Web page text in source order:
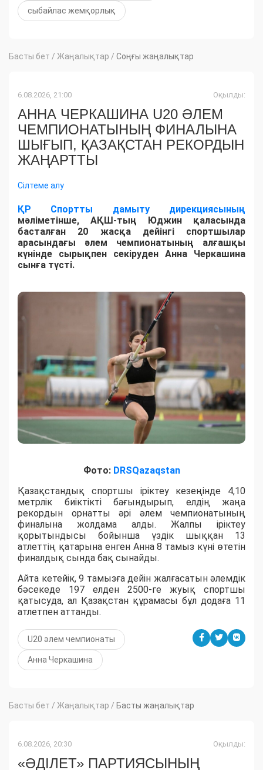
сыбайлас жемқорлық
Басты бет / Жаңалықтар / Соңғы жаңалықтар
6.08.2026, 21:00 Оқылды:
АННА ЧЕРКАШИНА U20 ӘЛЕМ
ЧЕМПИОНАТЫНЫҢ ФИНАЛЫНА
ШЫҒЫП, ҚАЗАҚСТАН РЕКОРДЫН
ЖАҢАРТТЫ
Сілтеме алу
ҚР Спортты дамыту дирекциясының
мәліметінше, АҚШ-тың Юджин қаласында
басталған 20 жасқа дейінгі спортшылар
арасындағы әлем чемпионатының алғашқы
күнінде сырықпен секіруден Анна Черкашина
сынға түсті.
Фото: DRSQazaqstan
Қазақстандық спортшы іріктеу кезеңінде 4,10
метрлік биіктікті бағындырып, елдің жаңа
рекордын орнатты әрі әлем чемпионатының
финалына жолдама алды. Жалпы іріктеу
қорытындысы бойынша үздік шыққан 13
атлеттің қатарына енген Анна 8 тамыз күні өтетін
финалдық сында бақ сынайды.
Айта кетейік, 9 тамызға дейін жалғасатын әлемдік
бәсекеде 197 елден 2500-ге жуық спортшы
қатысуда, ал Қазақстан құрамасы бұл додаға 11
атлетпен аттанды.
U20 әлем чемпионаты
Анна Черкашина
Басты бет / Жаңалықтар / Басты жаңалықтар
6.08.2026, 20:30 Оқылды:
«ӘДІЛЕТ» ПАРТИЯСЫНЫҢ